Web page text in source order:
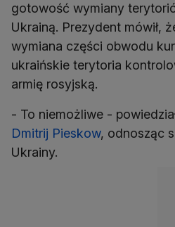
gotowość wymiany
Ukrainą. Prezydent mówił,
wymiana części obwodu
ukraińskie terytoria
armię rosyjską.
- To niemożliwe -
Dmitrij Pieskow, odnosząc
Ukrainy.